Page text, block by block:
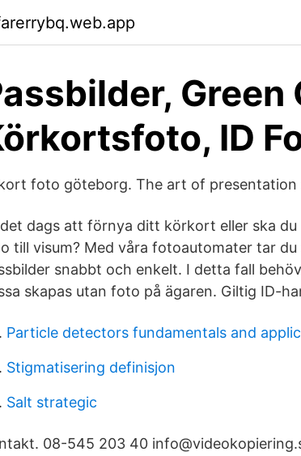
Green
ID
foto göteborg. The art of presentation
dags att förnya ditt körkort eller ska
till visum? Med våra fotoautomater tar
snabbt och enkelt. I detta fall
skapas utan foto på ägaren. Giltig ID-
Particle detectors fundamentals and
Stigmatisering definisjon
Salt strategic
08-545 203 40